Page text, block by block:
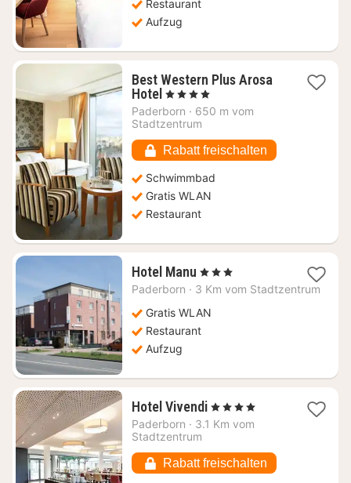
Restaurant
Aufzug
Best Western Plus Arosa
Hotel 1
Nacht
ab
€
, 4 Sterne
Paderborn · 650 m vom
Stadtzentrum
Rabatt freischalten
Schwimmbad
Gratis WLAN
Restaurant
Hotel Manu 1
Nacht
65,27
€
, 3 Sterne
Paderborn · 3 Km vom Stadtzentrum
Gratis WLAN
Restaurant
Aufzug
Hotel Vivendi1
Nacht
€
, 4 Sterne
Paderborn · 3.1 Km vom
Stadtzentrum
Rabatt freischalten